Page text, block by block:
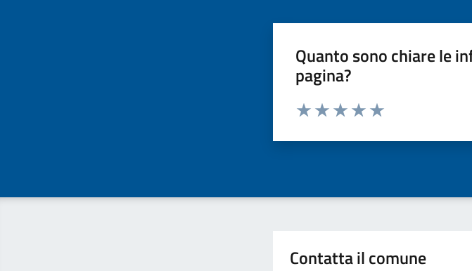
Quanto sono chiare le
pagina?
Valuta da 1 a 5 stelle la pagina
Contatta il comune